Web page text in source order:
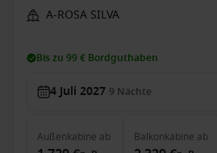
A-ROSA SILVA
Bis zu 99 € Bordguthaben
4 Juli 2027 9 Nächte
Außenkabine ab Balkonkabine ab